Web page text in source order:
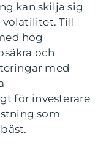
kan skilja sig
volatilitet. Till
hög
och
med
för investerare
som